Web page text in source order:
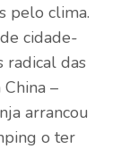
pelo clima.
cidade-
radical das
–
arrancou
o ter